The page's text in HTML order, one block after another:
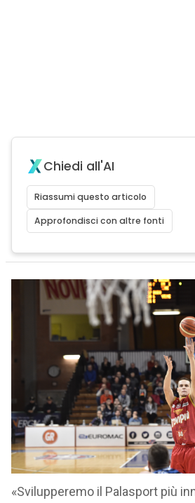
Chiedi all'AI
Riassumi questo articolo
Approfondisci con altre fonti
«Svilupperemo il Palasport più